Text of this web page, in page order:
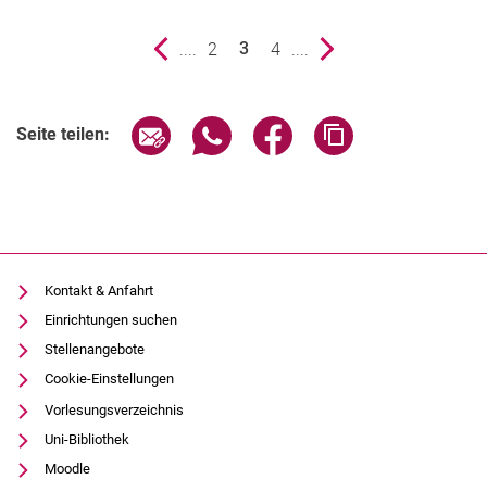
vorherige Seite .... Seite
2
3
Seite
4 .... nächste Seite
Seite teilen: Seite über E-Mail teilen
Seite über WhatsApp teilen
Seite über Facebook
Kontakt & Anfahrt
Einrichtungen suchen
Stellenangebote
Cookie-Einstellungen
Vorlesungsverzeichnis
Uni-Bibliothek
Moodle